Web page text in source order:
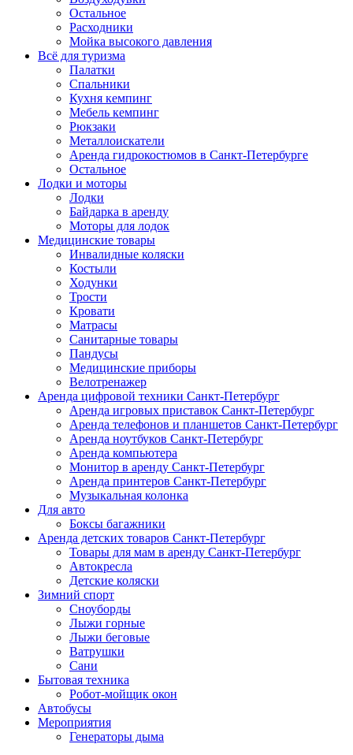
Остальное
Расходники
Мойка высокого давления
Всё для туризма
Палатки
Спальники
Кухня кемпинг
Мебель кемпинг
Рюкзаки
Металлоискатели
Аренда гидрокостюмов в Санкт-Петербурге
Остальное
Лодки и моторы
Лодки
Байдарка в аренду
Моторы для лодок
Медицинские товары
Инвалидные коляски
Костыли
Ходунки
Трости
Кровати
Матрасы
Санитарные товары
Пандусы
Медицинские приборы
Велотренажер
Аренда цифровой техники Санкт-Петербург
Аренда игровых приставок Санкт-Петербург
Аренда телефонов и планшетов Санкт-Петербург
Аренда ноутбуков Санкт-Петербург
Аренда компьютера
Монитор в аренду Санкт-Петербург
Аренда принтеров Санкт-Петербург
Музыкальная колонка
Для авто
Боксы багажники
Аренда детских товаров Санкт-Петербург
Товары для мам в аренду Санкт-Петербург
Автокресла
Детские коляски
Зимний спорт
Сноуборды
Лыжи горные
Лыжи беговые
Ватрушки
Сани
Бытовая техника
Робот-мойщик окон
Автобусы
Мероприятия
Генераторы дыма